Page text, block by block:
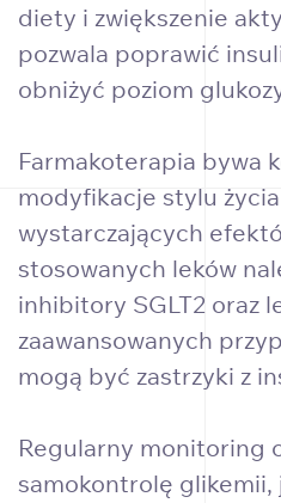
diety i zwiększenie
pozwala poprawić
obniżyć poziom
Farmakoterapia bywa
modyfikacje stylu
wystarczających
stosowanych leków
inhibitory SGLT2 oraz
zaawansowanych
mogą być zastrzyki z
Regularny monitoring
samokontrolę glikemii,